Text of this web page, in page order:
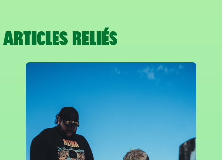
ARTICLES RELIÉS